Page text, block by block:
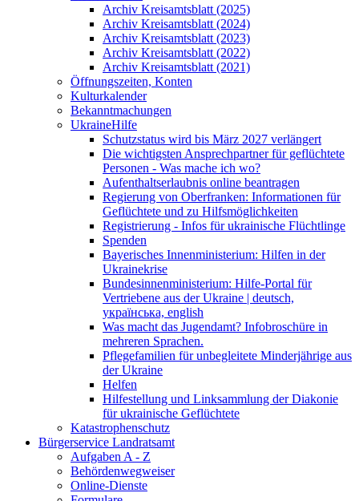
Archiv Kreisamtsblatt (2025)
Archiv Kreisamtsblatt (2024)
Archiv Kreisamtsblatt (2023)
Archiv Kreisamtsblatt (2022)
Archiv Kreisamtsblatt (2021)
Öffnungszeiten, Konten
Kulturkalender
Bekanntmachungen
UkraineHilfe
Schutzstatus wird bis März 2027 verlängert
Die wichtigsten Ansprechpartner für geflüchtete
Personen - Was mache ich wo?
Aufenthaltserlaubnis online beantragen
Regierung von Oberfranken: Informationen für
Geflüchtete und zu Hilfsmöglichkeiten
Registrierung - Infos für ukrainische Flüchtlinge
Spenden
Bayerisches Innenministerium: Hilfen in der
Ukrainekrise
Bundesinnenministerium: Hilfe-Portal für
Vertriebene aus der Ukraine | deutsch,
українська, english
Was macht das Jugendamt? Infobroschüre in
mehreren Sprachen.
Pflegefamilien für unbegleitete Minderjährige aus
der Ukraine
Helfen
Hilfestellung und Linksammlung der Diakonie
für ukrainische Geflüchtete
Katastrophenschutz
Bürgerservice Landratsamt
Aufgaben A - Z
Behördenwegweiser
Online-Dienste